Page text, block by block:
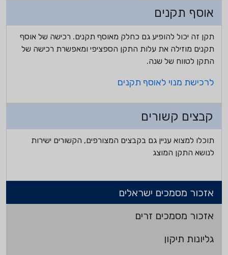
אוסף תקנים
תקן זה יכול להופיע גם כחלק מאוסף תקנים. רכישה של אוסף
תקנים מוזילה את עלות התקן הספציפי ומאפשרת רכישה של
התקן לטווח של שנה.
לרכישת מנוי לאוסף תקנים
קבצים קשורים
תוכלו למצוא עניין גם בקבצים המצורפים, הקשורים ישירות
לנושא התקן המוצג
אזכור מסמכים ישראלים
אזכור מסמכים זרים
גליונות תיקון